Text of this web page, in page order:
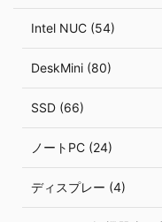
Intel NUC (54)
DeskMini (80)
SSD (66)
ノートPC (24)
ディスプレー (4)